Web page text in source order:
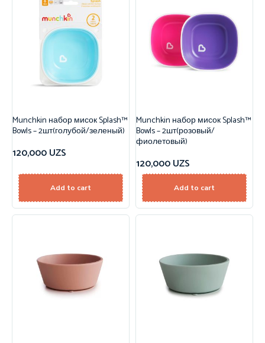
Munchkin набор мисок Splash™
Bowls – 2шт(голубой/зеленый)
120,000UZS
Add to cart
Munchkin набор мисок Splash™
Bowls – 2шт(розовый/
фиолетовый)
120,000UZS
Add to cart